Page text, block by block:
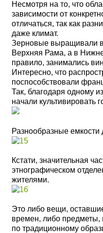
Несмотря на то, что
зависимости от
отличаться, так как
даже климат.
Зерновые выращивали
Верхняя Рама, а в
правило, занимались
Интересно, что
поспособствовали
Так, благодаря одному
начали культивировать
Разнообразные емкости
Кстати, значительная
этнографическом
жителями.
Это либо вещи,
времен, либо предметы,
по традиционному